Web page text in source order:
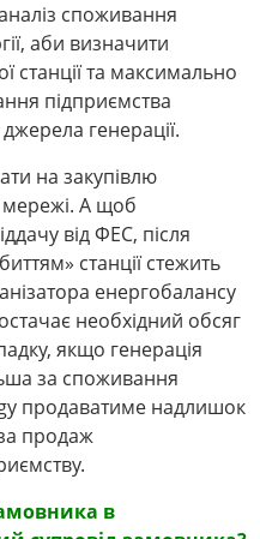
споживання
аби визначити
станції та максимально
підприємства
генерації.
на закупівлю
мережі. А щоб
від ФЕС, після
станції стежить
енергобалансу
необхідний обсяг
якщо генерація
за споживання
продаватиме надлишок
продаж
в